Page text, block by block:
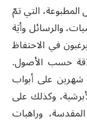
المطبوعة، التي تمّ
والرسائل وأيَة
في الاحتفاظ
حسب الأصول.
شهرين على أبواب
وكذلك على
وراهبات